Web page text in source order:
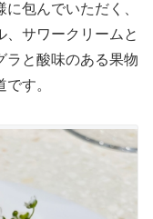
包んでいただく、
、サワークリームと
ラと酸味のある果物
す。